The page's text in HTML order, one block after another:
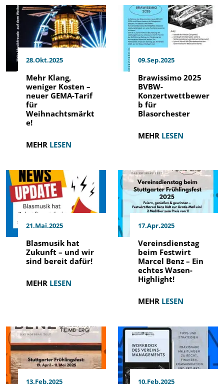
28.Okt.2025
Mehr Klang,
weniger Kosten –
neuer GEMA-Tarif
für
Weihnachtsmärkt
e!
MEHR LESEN
09.Sep.2025
Brawissimo 2025
BVBW-
Konzertwettbewer
b für
Blasorchester
MEHR LESEN
21.Mai.2025
Blasmusik hat
Zukunft – und wir
sind bereit dafür!
MEHR LESEN
17.Apr.2025
Vereinsdienstag
beim Festwirt
Marcel Benz – Ein
echtes Wasen-
Highlight!
MEHR LESEN
13.Feb.2025 10.Feb.2025